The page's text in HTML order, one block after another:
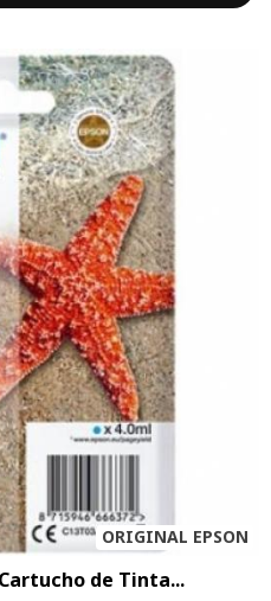
ORIGINAL EPSON
de Tinta...